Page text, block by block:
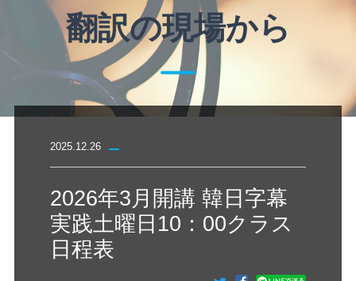
翻訳の現場から
2025.12.26
2026年3月開講 韓日字幕
実践土曜日10：00クラス
日程表